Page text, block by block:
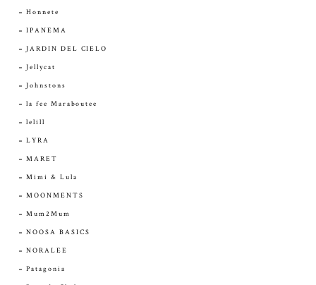
Honnete
IPANEMA
JARDIN DEL CIELO
Jellycat
Johnstons
la fee Maraboutee
lelill
LYRA
MARET
Mimi & Lula
MOONMENTS
Mum2Mum
NOOSA BASICS
NORALEE
Patagonia